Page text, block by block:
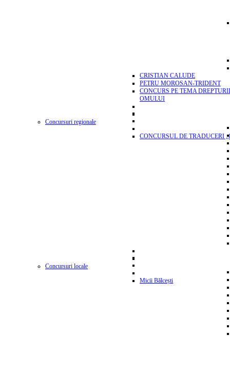
CRISTIAN CALUDE
PETRU MOROSAN-TRIDENT
CONCURS PE TEMA
OMULUI
Concursuri regionale
CONCURSUL DE TRADUCERI
Concursuri locale
Micii Bălcești